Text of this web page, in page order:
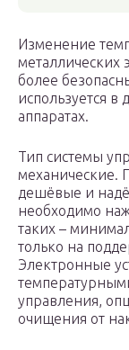
Изменение
металлических
более
используется в
аппаратах.
Тип системы
механические.
дешёвые и
необходимо
таких –
только на
Электронные
управления,
очищения от